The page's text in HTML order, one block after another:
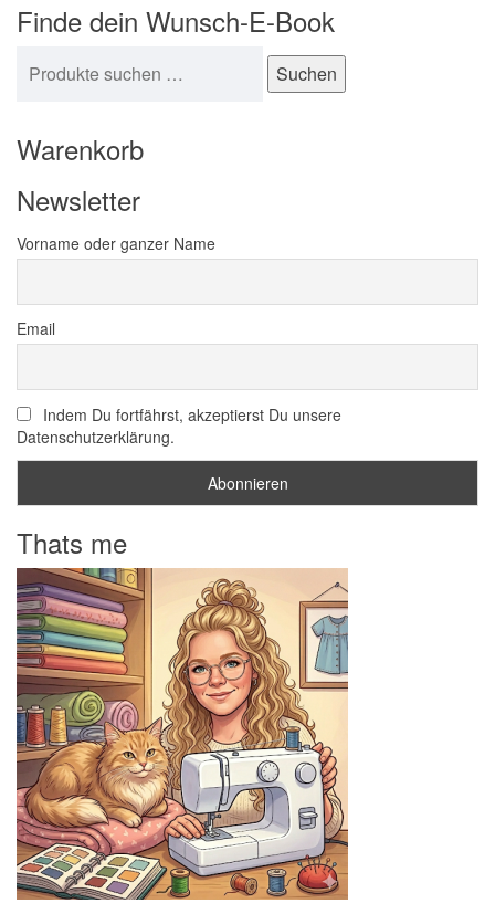
Finde dein Wunsch-E-Book
Suchen
Warenkorb
Newsletter
Vorname oder ganzer Name
Email
Indem Du fortfährst, akzeptierst Du unsere
Datenschutzerklärung.
Thats me